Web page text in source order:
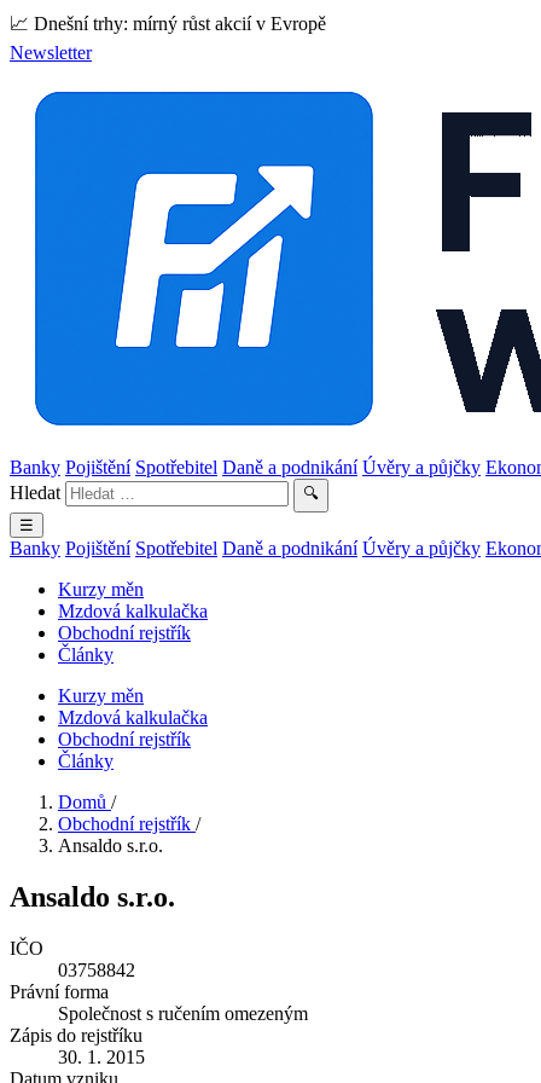
📈 Dnešní trhy: mírný růst akcií v Evropě
Newsletter
Banky Pojištění Spotřebitel Daně a podnikání Úvěry a půjčky
Hledat
🔍
☰
Banky Pojištění Spotřebitel Daně a podnikání Úvěry a půjčky
Kurzy měn
Mzdová kalkulačka
Obchodní rejstřík
Články
Kurzy měn
Mzdová kalkulačka
Obchodní rejstřík
Články
Domů /
Obchodní rejstřík /
Ansaldo s.r.o.
Ansaldo s.r.o.
IČO
03758842
Právní forma
Společnost s ručením omezeným
Zápis do rejstříku
30. 1. 2015
Datum vzniku